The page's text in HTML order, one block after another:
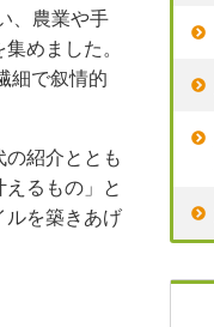
、農業や手
めました。
細で叙情的
紹介ととも
るもの」と
ルを築きあげ